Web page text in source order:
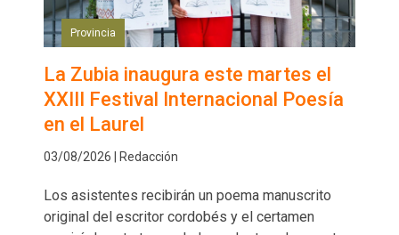
Provincia
La Zubia inaugura este martes el
XXIII Festival Internacional Poesía
en el Laurel
03/08/2026 | Redacción
Los asistentes recibirán un poema manuscrito
original del escritor cordobés y el certamen